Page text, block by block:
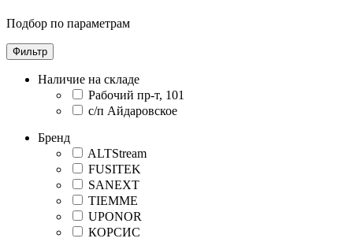
Подбор по параметрам
Фильтр
Наличие на складе
Рабочий пр-т, 101
с/п Айдаровское
Бренд
ALTStream
FUSITEK
SANEXT
TIEMME
UPONOR
КОРСИС